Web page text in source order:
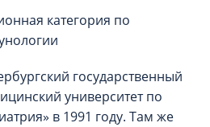
категория по
государственный
университет по
в 1991 году. Там же